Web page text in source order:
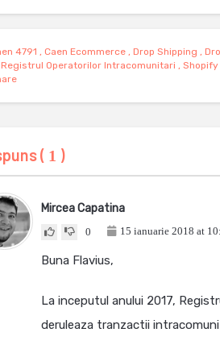
4791 , Caen Ecommerce , Drop Shipping ,
Registrul Operatorilor Intracomunitari , Shopify
( 1 )
Mircea Capatina
0 15 ianuarie 2018 at
Buna Flavius,
La inceputul anului 2017,
deruleaza tranzactii